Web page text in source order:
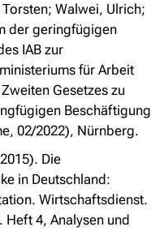
Walwei, Ulrich;
der geringfügigen
IAB zur
für Arbeit
Gesetzes zu
Beschäftigung
02/2022), Nürnberg.
Die
in Deutschland:
Wirtschaftsdienst.
4, Analysen und